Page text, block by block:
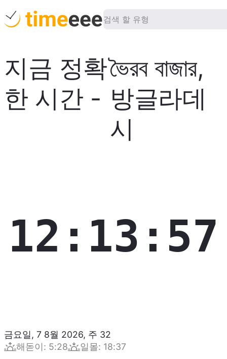
지금 정확
한 시간 -
ভৈরব বাজার,
방글라데
시
12:13:58
금요일, 7 8월 2026, 주 32
해돋이: 5:28 일몰: 18:37